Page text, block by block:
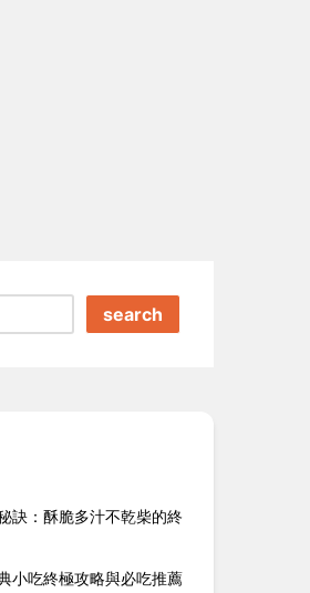
search
訣：酥脆多汁不乾柴的終
小吃終極攻略與必吃推薦